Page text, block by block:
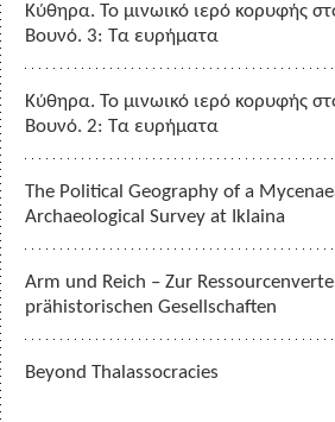
Κύθηρα. Το μινωικό ιερό κορυφής
Βουνό. 3: Τα ευρήματα
Κύθηρα. Το μινωικό ιερό κορυφής
Βουνό. 2: Τα ευρήματα
The Political Geography of a
Archaeological Survey at Iklaina
Arm und Reich – Zur
prähistorischen Gesellschaften
Beyond Thalassocracies